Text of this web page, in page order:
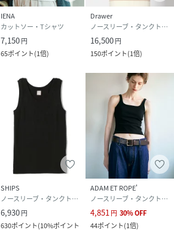
IENA
カットソー・Tシャツ
7,150円
65ポイント(1倍)
Drawer
ノースリーブ・タンクトップ
16,500円
150ポイント(1倍)
SHIPS
ノースリーブ・タンクトップ
6,930円
630ポイント(10%ポイント
ADAM ET ROPE'
ノースリーブ・タンクトップ
4,851円 30%OFF
44ポイント(1倍)